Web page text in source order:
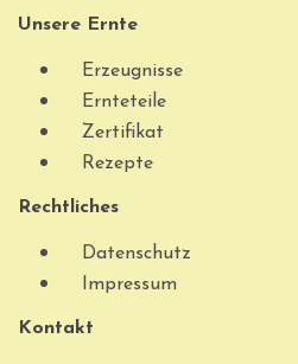
Unsere Ernte
Erzeugnisse
Ernteteile
Zertifikat
Rezepte
Rechtliches
Datenschutz
Impressum
Kontakt